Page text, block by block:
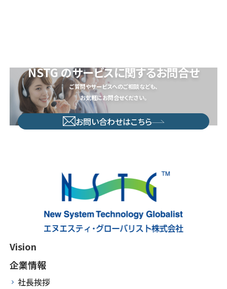
NSTG のサービスに関するお問合せ
ご質問やサービスへのご相談なども、
お気軽にお問合せください。
お問い合わせはこちら
Vision
企業情報
社長挨拶